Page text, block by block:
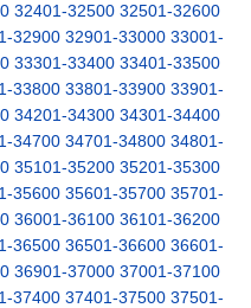
32401-32500 32501-32600
32900 32901-33000 33001-
33301-33400 33401-33500
33800 33801-33900 33901-
34201-34300 34301-34400
34700 34701-34800 34801-
35101-35200 35201-35300
35600 35601-35700 35701-
36001-36100 36101-36200
36500 36501-36600 36601-
36901-37000 37001-37100
37400 37401-37500 37501-